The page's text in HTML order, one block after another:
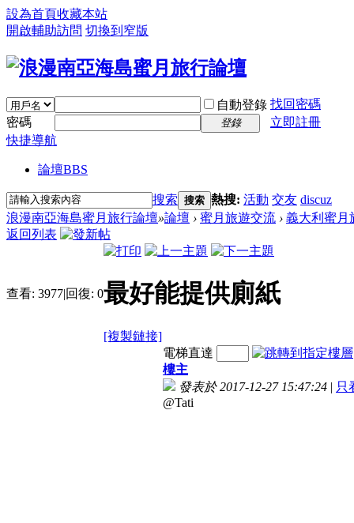
設為首頁收藏本站
開啟輔助訪問 切換到窄版
自動登錄 找回密碼
密碼
登錄
立即註冊
快捷導航
論壇BBS
搜索 搜索 熱搜: 活動 交友 discuz
浪漫南亞海島蜜月旅行論壇»論壇 › 蜜月旅遊交流 › 義大利蜜月
返回列表
查看: 3977|回復: 0最好能提供廁紙
[複製鏈接]
電梯直達
樓主
發表於 2017-12-27 15:47:24 | 只
@Tati